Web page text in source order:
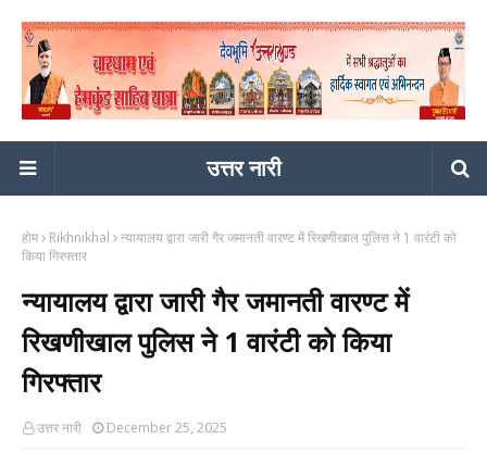
उत्तर नारी
होम Rikhnikhal
न्यायालय द्वारा जारी गैर जमानती वारण्ट में रिखणीखाल पुलिस ने 1 वारंटी को
किया गिरफ्तार
न्यायालय द्वारा जारी गैर जमानती वारण्ट में
रिखणीखाल पुलिस ने 1 वारंटी को किया
गिरफ्तार
उत्तर नारी December 25, 2025